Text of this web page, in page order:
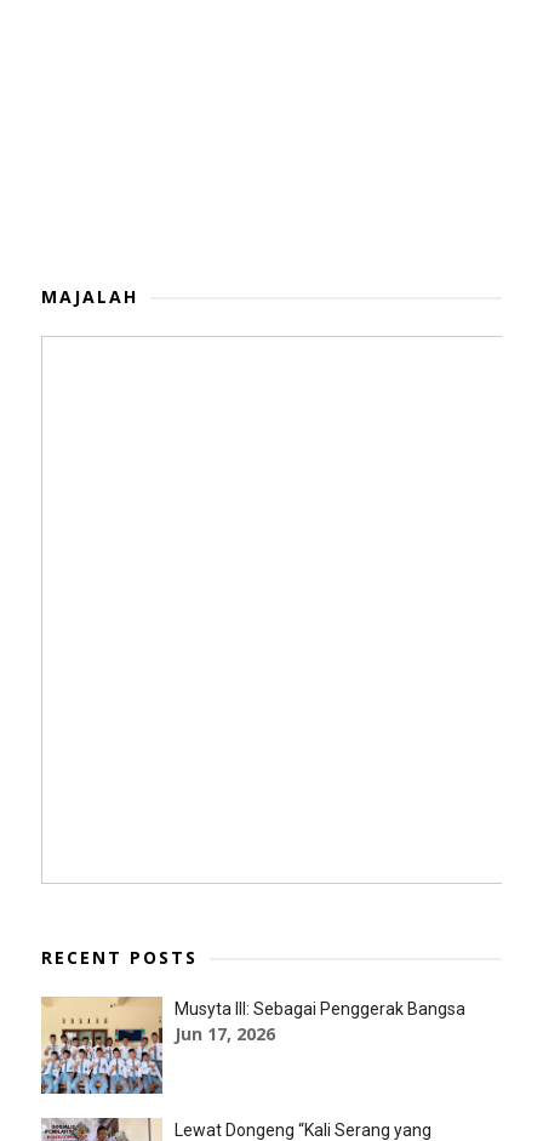
MAJALAH
RECENT POSTS
Musyta III: Sebagai Penggerak Bangsa
Jun 17, 2026
Lewat Dongeng “Kali Serang yang